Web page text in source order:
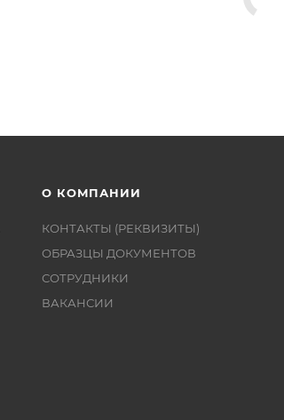
О КОМПАНИИ
КОНТАКТЫ (РЕКВИЗИТЫ)
ОБРАЗЦЫ ДОКУМЕНТОВ
СОТРУДНИКИ
ВАКАНСИИ